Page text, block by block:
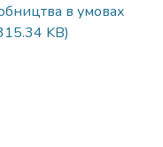
в умовах
KB)